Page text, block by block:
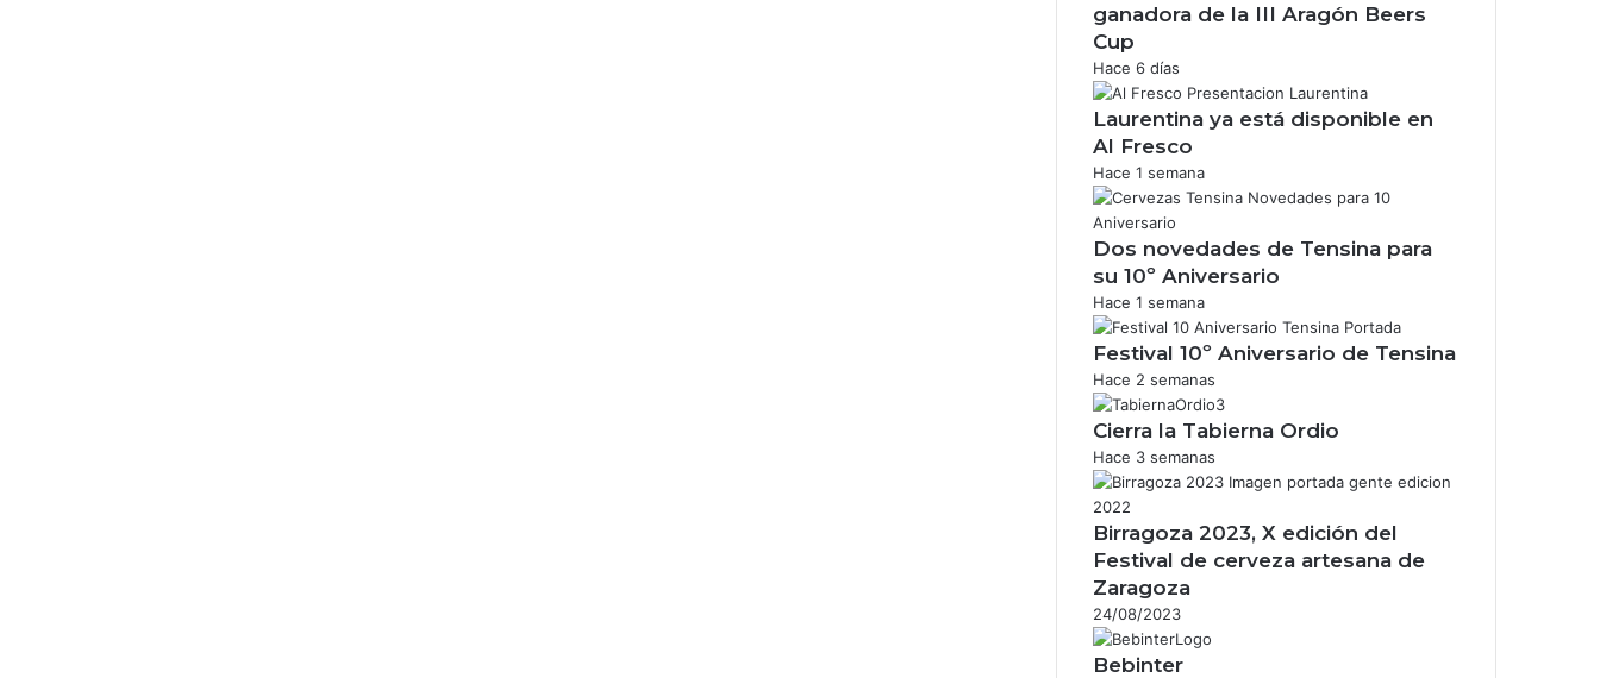
ganadora de la III Aragón Beers
Cup
Hace 6 días
Laurentina ya está disponible en
Al Fresco
Hace 1 semana
Dos novedades de Tensina para
su 10º Aniversario
Hace 1 semana
Festival 10º Aniversario de Tensina
Hace 2 semanas
Cierra la Tabierna Ordio
Hace 3 semanas
Birragoza 2023, X edición del
Festival de cerveza artesana de
Zaragoza
24/08/2023
Bebinter